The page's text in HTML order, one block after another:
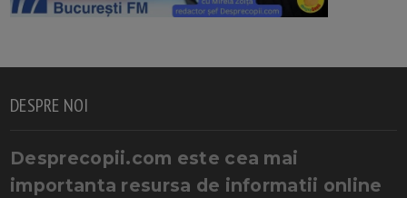
DESPRE NOI
Desprecopii.com este cea mai
importanta resursa de informatii online